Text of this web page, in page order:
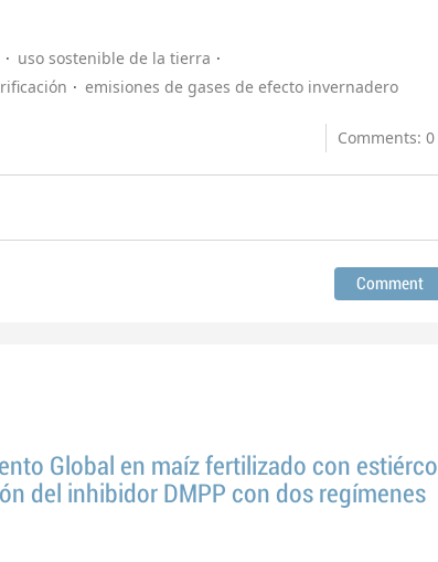
uso sostenible de la tierra
emisiones de gases de efecto invernadero
Comments: 0
Global en maíz fertilizado con estiércol
del inhibidor DMPP con dos regímenes